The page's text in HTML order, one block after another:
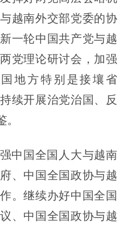
越南外交部党委的协
一轮中国共产党与越
党理论研讨会，加强
地方特别是接壤省
续开展治党治国、反
中国全国人大与越南
、中国全国政协与越
。继续办好中国全国
、中国全国政协与越